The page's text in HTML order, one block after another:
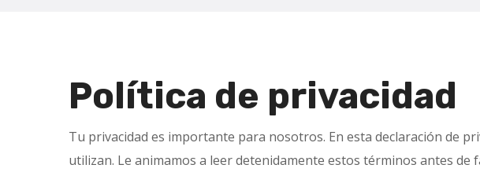
Política de privacidad
Tu privacidad es importante para nosotros. En esta declaración de
utilizan. Le animamos a leer detenidamente estos términos antes